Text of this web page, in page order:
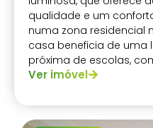
qualidade e um
numa zona residencial
casa beneficia de uma
próxima de escolas,
médicos e transportes
Ver imóvel